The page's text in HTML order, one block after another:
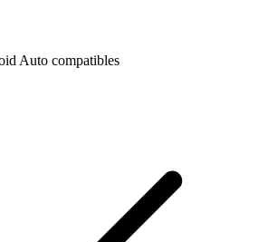
Auto compatibles